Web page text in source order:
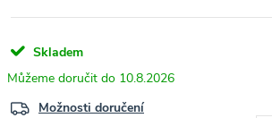
Skladem
10.8.2026
Možnosti doručení